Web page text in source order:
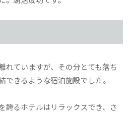
れていますが、その分とても落ち
できるような宿泊施設でした。
誇るホテルはリラックスでき、さ